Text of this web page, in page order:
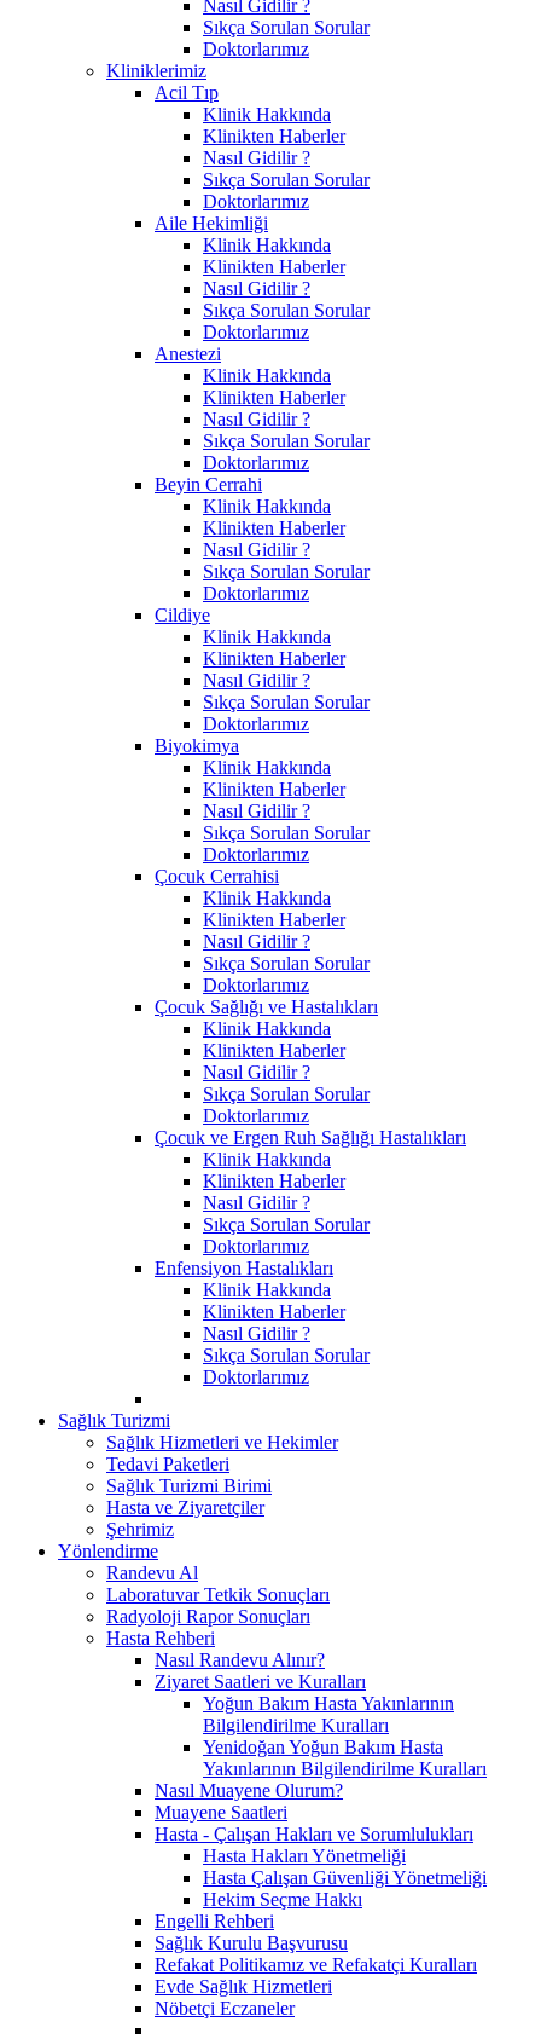
Nasıl Gidilir ?
Sıkça Sorulan Sorular
Doktorlarımız
Kliniklerimiz
Acil Tıp
Klinik Hakkında
Klinikten Haberler
Nasıl Gidilir ?
Sıkça Sorulan Sorular
Doktorlarımız
Aile Hekimliği
Klinik Hakkında
Klinikten Haberler
Nasıl Gidilir ?
Sıkça Sorulan Sorular
Doktorlarımız
Anestezi
Klinik Hakkında
Klinikten Haberler
Nasıl Gidilir ?
Sıkça Sorulan Sorular
Doktorlarımız
Beyin Cerrahi
Klinik Hakkında
Klinikten Haberler
Nasıl Gidilir ?
Sıkça Sorulan Sorular
Doktorlarımız
Cildiye
Klinik Hakkında
Klinikten Haberler
Nasıl Gidilir ?
Sıkça Sorulan Sorular
Doktorlarımız
Biyokimya
Klinik Hakkında
Klinikten Haberler
Nasıl Gidilir ?
Sıkça Sorulan Sorular
Doktorlarımız
Çocuk Cerrahisi
Klinik Hakkında
Klinikten Haberler
Nasıl Gidilir ?
Sıkça Sorulan Sorular
Doktorlarımız
Çocuk Sağlığı ve Hastalıkları
Klinik Hakkında
Klinikten Haberler
Nasıl Gidilir ?
Sıkça Sorulan Sorular
Doktorlarımız
Çocuk ve Ergen Ruh Sağlığı Hastalıkları
Klinik Hakkında
Klinikten Haberler
Nasıl Gidilir ?
Sıkça Sorulan Sorular
Doktorlarımız
Enfensiyon Hastalıkları
Klinik Hakkında
Klinikten Haberler
Nasıl Gidilir ?
Sıkça Sorulan Sorular
Doktorlarımız
Sağlık Turizmi
Sağlık Hizmetleri ve Hekimler
Tedavi Paketleri
Sağlık Turizmi Birimi
Hasta ve Ziyaretçiler
Şehrimiz
Yönlendirme
Randevu Al
Laboratuvar Tetkik Sonuçları
Radyoloji Rapor Sonuçları
Hasta Rehberi
Nasıl Randevu Alınır?
Ziyaret Saatleri ve Kuralları
Yoğun Bakım Hasta Yakınlarının
Bilgilendirilme Kuralları
Yenidoğan Yoğun Bakım Hasta
Yakınlarının Bilgilendirilme Kuralları
Nasıl Muayene Olurum?
Muayene Saatleri
Hasta - Çalışan Hakları ve Sorumlulukları
Hasta Hakları Yönetmeliği
Hasta Çalışan Güvenliği Yönetmeliği
Hekim Seçme Hakkı
Engelli Rehberi
Sağlık Kurulu Başvurusu
Refakat Politikamız ve Refakatçi Kuralları
Evde Sağlık Hizmetleri
Nöbetçi Eczaneler